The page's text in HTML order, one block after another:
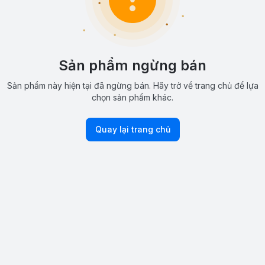
Sản phẩm ngừng bán
Sản phẩm này hiện tại đã ngừng bán. Hãy trở về trang chủ để lựa
chọn sản phẩm khác.
Quay lại trang chủ